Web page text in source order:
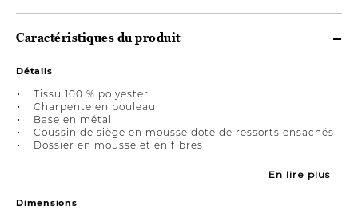
Caractéristiques du produit
Détails
Tissu 100 % polyester
Charpente en bouleau
Base en métal
Coussin de siège en mousse doté de ressorts ensachés
Dossier en mousse et en fibres
En lire plus
Dimensions